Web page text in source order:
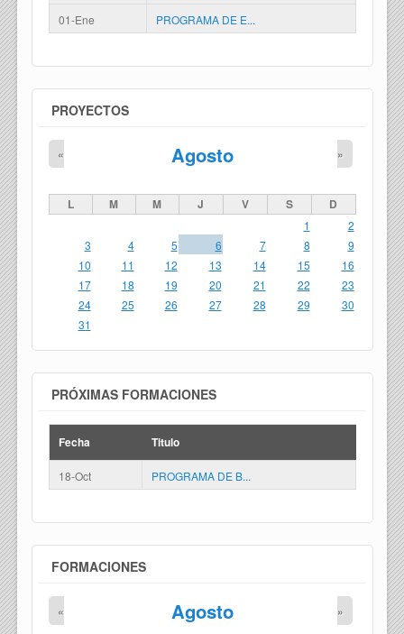
01-Ene
PROGRAMA DE E...
PROYECTOS
Agosto
« »
L M M J V S D
1
2
3
4 5 6 7 8
9
10
11 12 13 14 15
16
17
18 19 20 21 22
23
24
25 26 27 28 29
30
31
PRÓXIMAS FORMACIONES
Fecha Titulo
18-Oct PROGRAMA DE B...
FORMACIONES
Agosto
« »